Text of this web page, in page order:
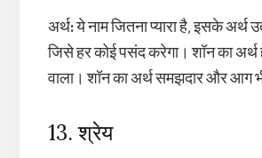
अर्थ:ये नाम जितना प्यारा है, इसके अर्थ
जिसे हर कोई पसंद करेगा। शॉन का अर्थ
वाला। शॉन का अर्थ समझदार और आग
13. श्रेय